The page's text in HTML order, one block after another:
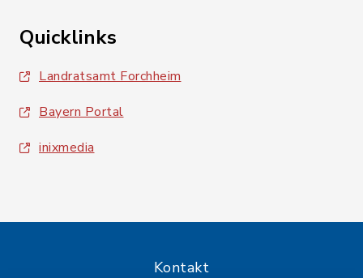
Quicklinks
Landratsamt Forchheim
Bayern Portal
inixmedia
Kontakt